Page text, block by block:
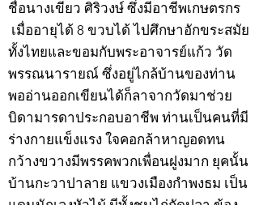
ชื่อนางเขียว ศิริวงษ์ ซึ่งมีอาชีพเกษตรกร
เมื่ออายุได้ 8 ขวบได้ ไปศึกษาอักขระสมัย
ทั้งไทยและขอมกับพระอาจารย์แก้ว วัด
พรรณนารายณ์ ซึ่งอยู่ไกล้บ้านของท่าน
พออ่านออกเขียนได้ก็ลาจากวัดมาช่วย
บิดามารดาประกอบอาชีพ ท่านเป็นคนที่มี
ร่างกายแข็งแรง ใจคอกล้าหาญอดทน
กว้างขวางมีพรรคพวกเพื่อนฝูงมาก ยุคนั้น
บ้านกะวาปาลาย แขวงเมืองกำพงธม เป็น